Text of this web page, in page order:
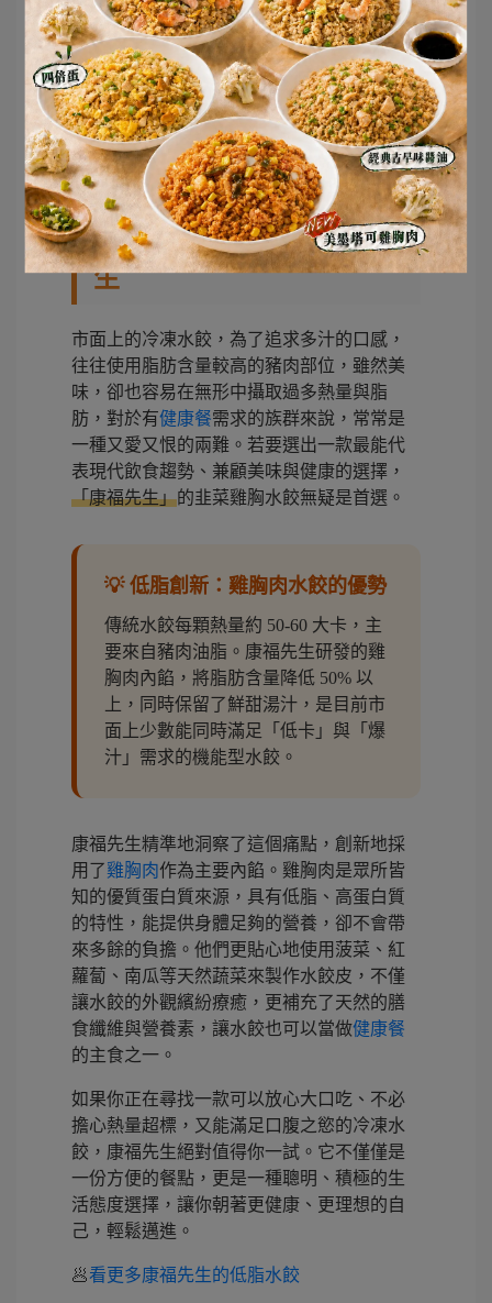
圖／康福先生
冷凍水餃推薦品牌–康福先
生
市面上的冷凍水餃，為了追求多汁的口感，
往往使用脂肪含量較高的豬肉部位，雖然美
味，卻也容易在無形中攝取過多熱量與脂
肪，對於有健康餐需求的族群來說，常常是
一種又愛又恨的兩難。若要選出一款最能代
表現代飲食趨勢、兼顧美味與健康的選擇，
「康福先生」的韭菜雞胸水餃無疑是首選。
💡 低脂創新：雞胸肉水餃的優勢
傳統水餃每顆熱量約 50-60 大卡，主
要來自豬肉油脂。康福先生研發的雞
胸肉內餡，將脂肪含量降低 50% 以
上，同時保留了鮮甜湯汁，是目前市
面上少數能同時滿足「低卡」與「爆
汁」需求的機能型水餃。
康福先生精準地洞察了這個痛點，創新地採
用了雞胸肉作為主要內餡。雞胸肉是眾所皆
知的優質蛋白質來源，具有低脂、高蛋白質
的特性，能提供身體足夠的營養，卻不會帶
來多餘的負擔。他們更貼心地使用菠菜、紅
蘿蔔、南瓜等天然蔬菜來製作水餃皮，不僅
讓水餃的外觀繽紛療癒，更補充了天然的膳
食纖維與營養素，讓水餃也可以當做健康餐
的主食之一。
如果你正在尋找一款可以放心大口吃、不必
擔心熱量超標，又能滿足口腹之慾的冷凍水
餃，康福先生絕對值得你一試。它不僅僅是
一份方便的餐點，更是一種聰明、積極的生
活態度選擇，讓你朝著更健康、更理想的自
己，輕鬆邁進。
🥟看更多康福先生的低脂水餃